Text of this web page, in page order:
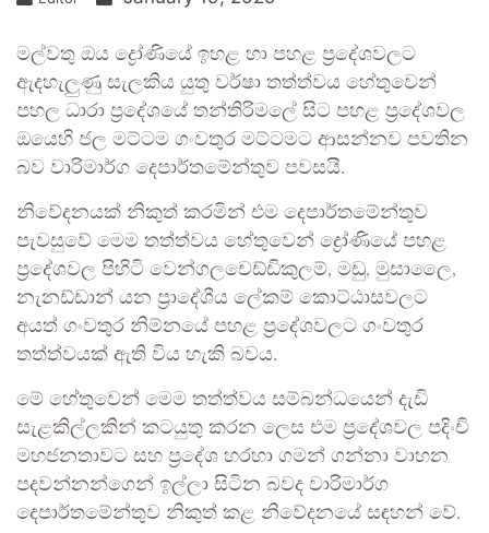
මල්වතු ඔය ද්‍රෝණියේ ඉහළ හා පහළ ප්‍රදේශවලට
ඇදහැලුණු සැලකිය යුතු වර්ෂා තත්ත්වය හේතුවෙන්
පහල ධාරා ප්‍රදේශයේ තන්තිරිමලේ සිට පහළ ප්‍රදේශවල
ඔයෙහි ජල මට්ටම ගංවතුර මට්ටමට ආසන්නව පවතින
බව වාරිමාර්ග දෙපාර්තමේන්තුව පවසයි.
නිවේදනයක් නිකුත් කරමින් එම දෙපාර්තමේන්තුව
පැවසුවේ මෙම තත්ත්වය හේතුවෙන් ද්‍රෝණියේ පහළ
ප්‍රදේශවල පිහිටි වෙන්ගලචෙඩ්ඩිකුලම්, මඩු, මුසාලෛ,
නැනඩ්ඩාන් යන ප්‍රාදේශීය ලේකම් කොට්ඨාසවලට
අයත් ගංවතුර නිම්නයේ පහළ ප්‍රදේශවලට ගංවතුර
තත්ත්වයක් ඇති විය හැකි බවය.
මේ හේතුවෙන් මෙම තත්ත්වය සම්බන්ධයෙන් දැඩි
සැළකිල්ලකින් කටයුතු කරන ලෙස එම ප්‍රදේශවල පදිංචි
මහජනතාවට සහ ප්‍රදේශ හරහා ගමන් ගන්නා වාහන
පදවන්නන්ගෙන් ඉල්ලා සිටින බවද වාරිමාර්ග
දෙපාර්තමේන්තුව නිකුත් කළ නිවේදනයේ සඳහන් වේ.